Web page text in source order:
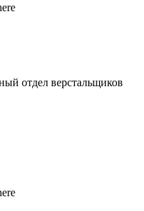
отдел верстальщиков